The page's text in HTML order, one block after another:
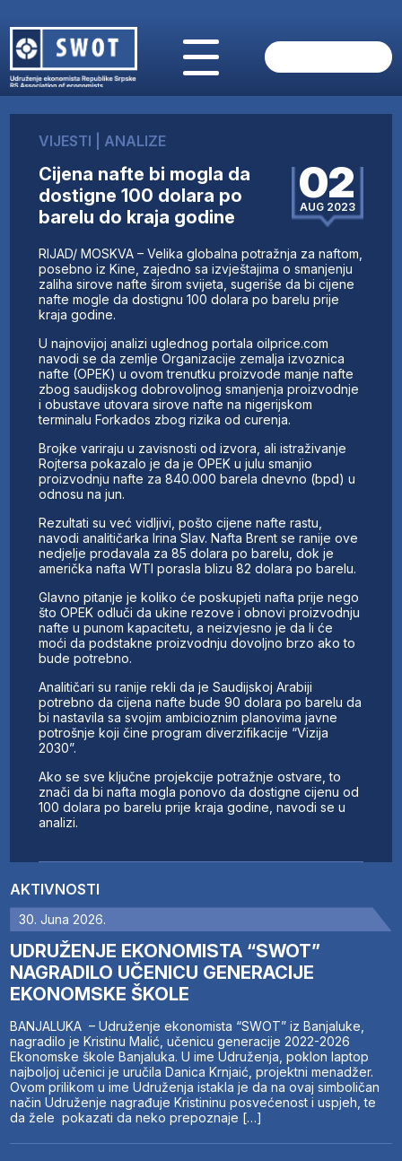
O NAMA
AKTUELNO
ANALIZE
KOMPANIJE
FINANSIJE
IZ STRANIH MEDIJA
AKTIVNOSTI
SWOT INTERVJU
UČLANI SE
KONTAKT
AKTIVNOSTI
30. Juna 2026.
UDRUŽENJE EKONOMISTA “SWOT”
NAGRADILO UČENICU GENERACIJE
EKONOMSKE ŠKOLE
BANJALUKA – Udruženje ekonomista “SWOT” iz Banjaluke,
nagradilo je Kristinu Malić, učenicu generacije 2022-2026
Ekonomske škole Banjaluka. U ime Udruženja, poklon laptop
najboljoj učenici je uručila Danica Krnjaić, projektni menadžer.
Ovom prilikom u ime Udruženja istakla je da na ovaj simboličan
način Udruženje nagrađuje Kristininu posvećenost i uspjeh, te
da žele pokazati da neko prepoznaje […]
VIJESTI ANALIZE
Cijena nafte bi mogla da
dostigne 100 dolara po
barelu do kraja godine
02
AUG 2023
RIJAD/ MOSKVA – Velika globalna potražnja za naftom,
posebno iz Kine, zajedno sa izvještajima o smanjenju
zaliha sirove nafte širom svijeta, sugeriše da bi cijene
nafte mogle da dostignu 100 dolara po barelu prije
kraja godine.
U najnovijoj analizi uglednog portala oilprice.com
navodi se da zemlje Organizacije zemalja izvoznica
nafte (OPEK) u ovom trenutku proizvode manje nafte
zbog saudijskog dobrovoljnog smanjenja proizvodnje
i obustave utovara sirove nafte na nigerijskom
terminalu Forkados zbog rizika od curenja.
Brojke variraju u zavisnosti od izvora, ali istraživanje
Rojtersa pokazalo je da je OPEK u julu smanjio
proizvodnju nafte za 840.000 barela dnevno (bpd) u
odnosu na jun.
Rezultati su već vidljivi, pošto cijene nafte rastu,
navodi analitičarka Irina Slav. Nafta Brent se ranije ove
nedjelje prodavala za 85 dolara po barelu, dok je
američka nafta WTI porasla blizu 82 dolara po barelu.
Glavno pitanje je koliko će poskupjeti nafta prije nego
što OPEK odluči da ukine rezove i obnovi proizvodnju
nafte u punom kapacitetu, a neizvjesno je da li će
moći da podstakne proizvodnju dovoljno brzo ako to
bude potrebno.
Analitičari su ranije rekli da je Saudijskoj Arabiji
potrebno da cijena nafte bude 90 dolara po barelu da
bi nastavila sa svojim ambicioznim planovima javne
potrošnje koji čine program diverzifikacije “Vizija
2030”.
Ako se sve ključne projekcije potražnje ostvare, to
znači da bi nafta mogla ponovo da dostigne cijenu od
100 dolara po barelu prije kraja godine, navodi se u
analizi.